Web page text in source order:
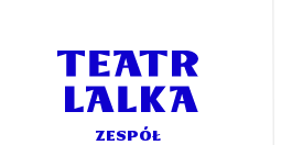
zespół
zespół